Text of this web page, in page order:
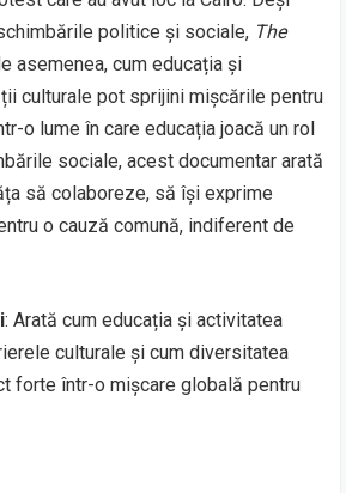
politice și sociale, The
asemenea, cum educația și
culturale pot sprijini mișcările pentru
o lume în care educația joacă un rol
sociale, acest documentar arată
să colaboreze, să își exprime
o cauză comună, indiferent de
: Arată cum educația și activitatea
culturale și cum diversitatea
forte într-o mișcare globală pentru